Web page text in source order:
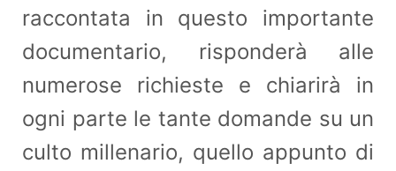
raccontata in questo importante
documentario, risponderà alle
numerose richieste e chiarirà in
ogni parte le tante domande su un
culto millenario, quello appunto di